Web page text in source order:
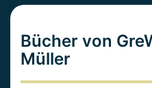
Bücher von
Müller